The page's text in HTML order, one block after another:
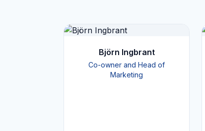
Björn Ingbrant
Co-owner and Head of
Marketing